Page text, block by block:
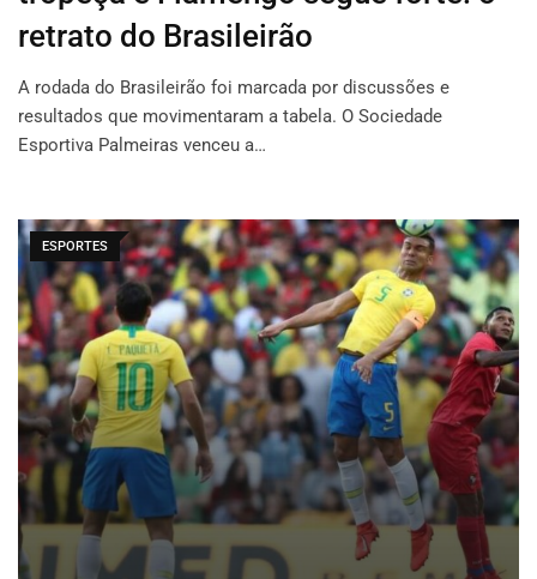
retrato do Brasileirão
A rodada do Brasileirão foi marcada por discussões e
resultados que movimentaram a tabela. O Sociedade
Esportiva Palmeiras venceu a…
ESPORTES